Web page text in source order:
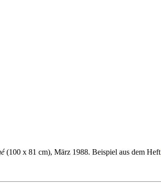
(100 x 81 cm), März 1988. Beispiel aus dem Heft